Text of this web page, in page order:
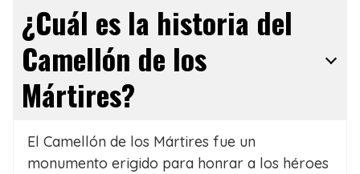
¿Cuál es la historia del
Camellón de los
Mártires?
El Camellón de los Mártires fue un
monumento erigido para honrar a los héroes